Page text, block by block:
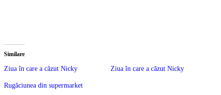
Similare
Ziua în care a căzut Nicky Ziua în care a căzut Nicky
Rugăciunea din supermarket